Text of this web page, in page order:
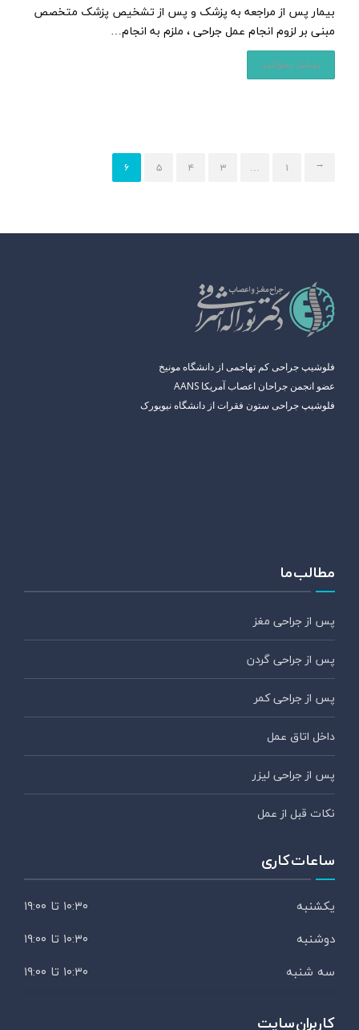
بیمار پس از مراجعه به پزشک و پس از تشخیص پزشک متخصص
مبنی بر لزوم انجام عمل جراحی ، ملزم به انجام…
بیشتر بخوانید
← ۱ … ۳ ۴ ۵ ۶
فلوشیپ جراحی کم تهاجمی از دانشگاه مونیخ
عضو انجمن جراحان اعصاب آمریکا AANS
فلوشیپ جراحی ستون فقرات از دانشگاه نیویورک
مطالب ما
پس از جراحی مغز
پس از جراحی گردن
پس از جراحی کمر
داخل اتاق عمل
پس از جراحی لیزر
نکات قبل از عمل
ساعات کاری
یکشنبه
۱۰:۳۰ تا ۱۹:۰۰
دوشنبه
۱۰:۳۰ تا ۱۹:۰۰
سه شنبه
۱۰:۳۰ تا ۱۹:۰۰
کاربران سایت